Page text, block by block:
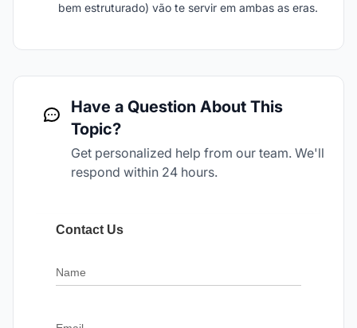
bem estruturado) vão te servir em ambas as eras.
Have a Question About This
Topic?
Get personalized help from our team. We'll
respond within 24 hours.